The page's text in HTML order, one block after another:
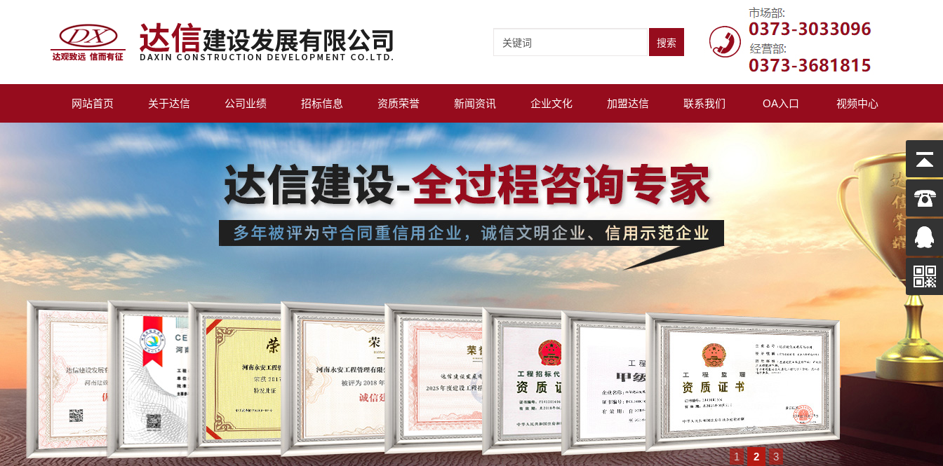
网站首页 关于达信 公司业绩 招标信息 资质荣誉 新闻资讯 企业文化 加盟达信 联系我们 OA入口 视频中心
1 2 3